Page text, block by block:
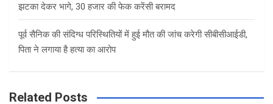
झटका देकर भागे, 30 हजार की फेक करेंसी बरामद
पूर्व सैनिक की संदिग्ध परिस्थितियों में हुई मौत की जांच करेगी सीबीसीआईडी,
पिता ने लगाया है हत्या का आरोप
Related Posts